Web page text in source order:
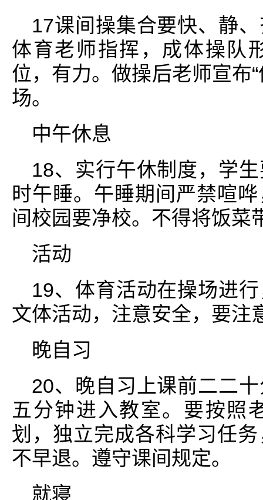
17课间操集合要快、静
体育老师指挥，成体操队
位，有力。做操后老师宣布
场。
中午休息
18、实行午休制度，学
时午睡。午睡期间严禁喧
间校园要净校。不得将饭菜
活动
19、体育活动在操场进
文体活动，注意安全，要注
晚自习
20、晚自习上课前二二
五分钟进入教室。要按照
划，独立完成各科学习任
不早退。遵守课间规定。
就寝